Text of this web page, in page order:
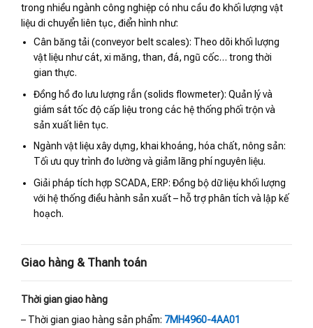
trong nhiều ngành công nghiệp có nhu cầu đo khối lượng vật
liệu di chuyển liên tục, điển hình như:
Cân băng tải (conveyor belt scales): Theo dõi khối lượng
vật liệu như cát, xi măng, than, đá, ngũ cốc… trong thời
gian thực.
Đồng hồ đo lưu lượng rắn (solids flowmeter): Quản lý và
giám sát tốc độ cấp liệu trong các hệ thống phối trộn và
sản xuất liên tục.
Ngành vật liệu xây dựng, khai khoáng, hóa chất, nông sản:
Tối ưu quy trình đo lường và giảm lãng phí nguyên liệu.
Giải pháp tích hợp SCADA, ERP: Đồng bộ dữ liệu khối lượng
với hệ thống điều hành sản xuất – hỗ trợ phân tích và lập kế
hoạch.
Giao hàng & Thanh toán
Thời gian giao hàng
– Thời gian giao hàng sản phẩm: 7MH4960-4AA01